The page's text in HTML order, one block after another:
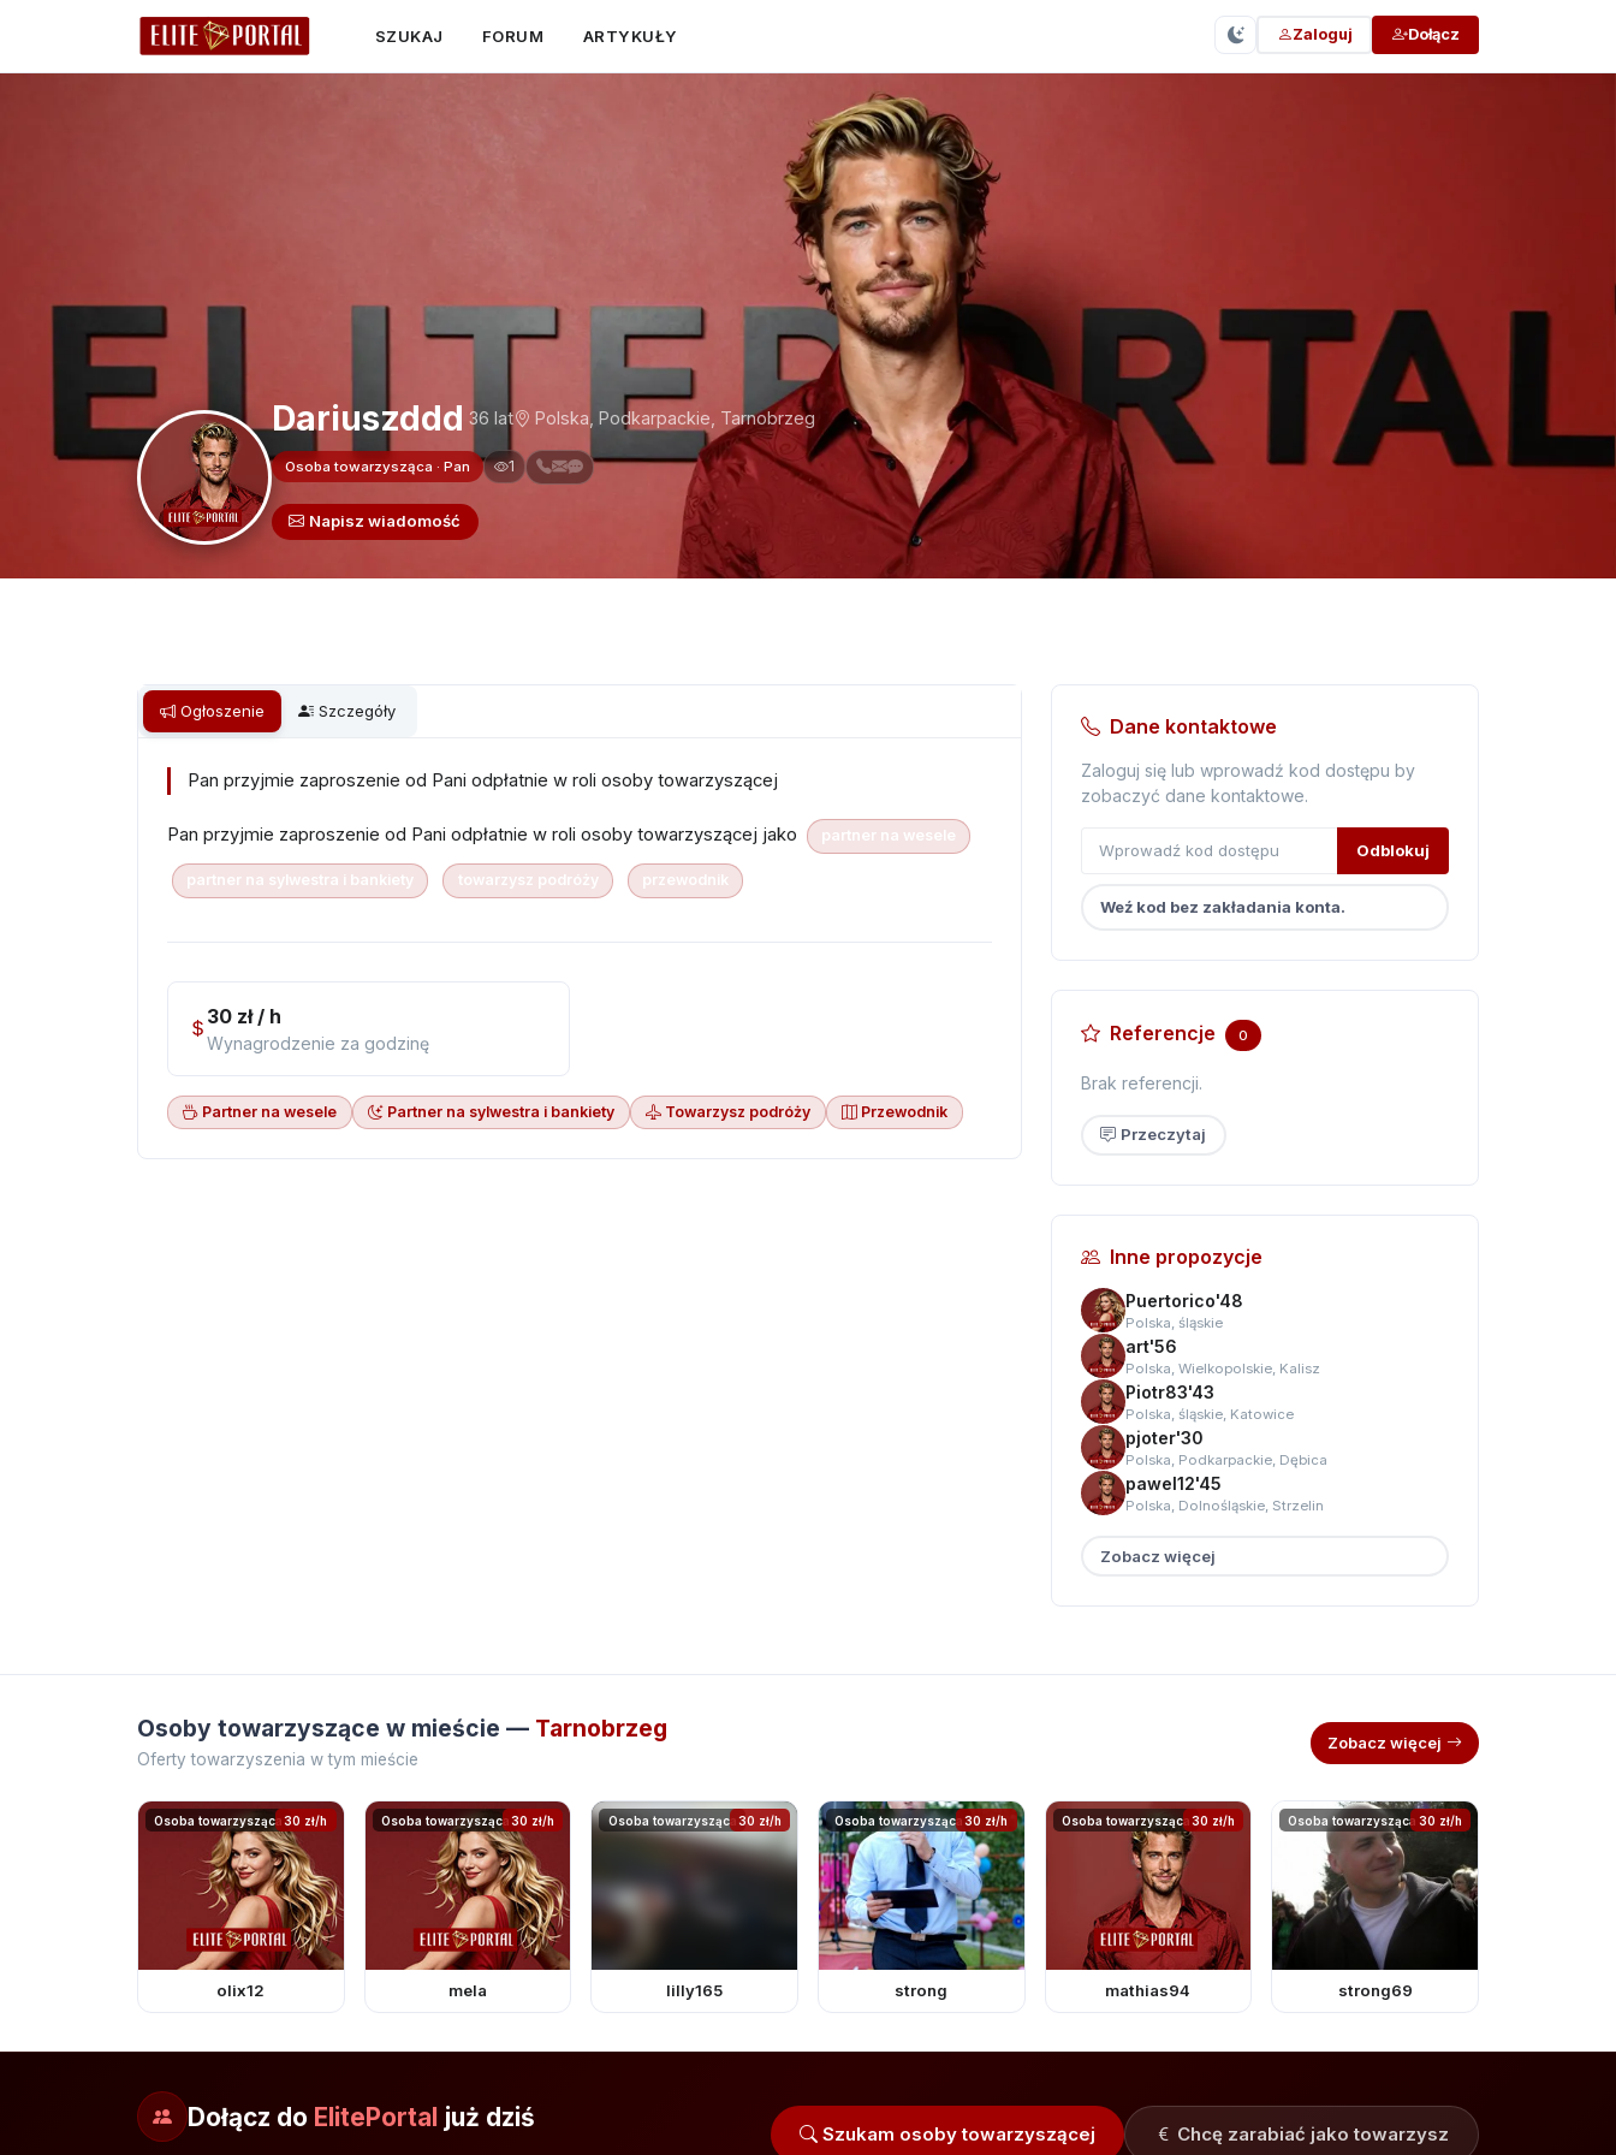
SZUKAJ FORUM ARTYKUŁY Zaloguj Dołącz
Dariuszddd 36 lat Polska, Podkarpackie, Tarnobrzeg
Osoba towarzysząca · Pan 1
Napisz wiadomość
Ogłoszenie Szczegóły
Pan przyjmie zaproszenie od Pani odpłatnie w roli osoby towarzyszącej
Pan przyjmie zaproszenie od Pani odpłatnie w roli osoby towarzyszącej jako partner na wesele
partner na sylwestra i bankiety towarzysz podróży przewodnik
30 zł / h
Wynagrodzenie za godzinę
Partner na wesele Partner na sylwestra i bankiety Towarzysz podróży Przewodnik
Dane kontaktowe
Zaloguj się lub wprowadź kod dostępu by
zobaczyć dane kontaktowe.
Odblokuj
Weź kod bez zakładania konta.
Referencje 0
Brak referencji.
Przeczytaj
Inne propozycje
Puertorico'48
Polska, śląskie
art'56
Polska, Wielkopolskie, Kalisz
Piotr83'43
Polska, śląskie, Katowice
pjoter'30
Polska, Podkarpackie, Dębica
pawel12'45
Polska, Dolnośląskie, Strzelin
Zobacz więcej
Osoby towarzyszące w mieście — Tarnobrzeg
Oferty towarzyszenia w tym mieście
Zobacz więcej
Osoba towarzysząca 30 zł/h
olix12
Osoba towarzysząca30 zł/h
mela
Osoba towarzysząca30 zł/h
lilly165
Osoba towarzysząca 30 zł/h
strong
Osoba towarzysząca30 zł/h
mathias94
Osoba towarzysząca 30 zł/h
strong69
Dołącz do ElitePortal już dziś
Szukam osoby towarzyszącej Chcę zarabiać jako towarzysz